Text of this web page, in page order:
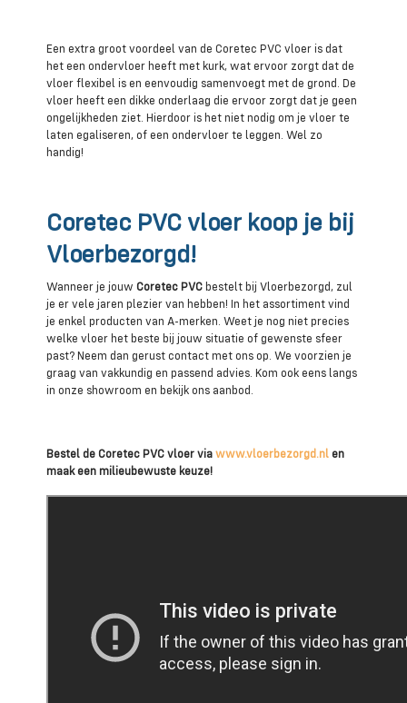
Een extra groot voordeel van de Coretec PVC vloer is dat
het een ondervloer heeft met kurk, wat ervoor zorgt dat de
vloer flexibel is en eenvoudig samenvoegt met de grond. De
vloer heeft een dikke onderlaag die ervoor zorgt dat je geen
ongelijkheden ziet. Hierdoor is het niet nodig om je vloer te
laten egaliseren, of een ondervloer te leggen. Wel zo
handig!
Coretec PVC vloer koop je bij
Vloerbezorgd!
Wanneer je jouwCoretec PVC bestelt bij Vloerbezorgd, zul
je er vele jaren plezier van hebben! In het assortiment vind
je enkel producten van A-merken. Weet je nog niet precies
welke vloer het beste bij jouw situatie of gewenste sfeer
past? Neem dan gerust contact met ons op. We voorzien je
graag van vakkundig en passend advies. Kom ook eens langs
in onze showroom en bekijk ons aanbod.
Bestel de Coretec PVC vloer viawww.vloerbezorgd.nl en
maak een milieubewuste keuze!